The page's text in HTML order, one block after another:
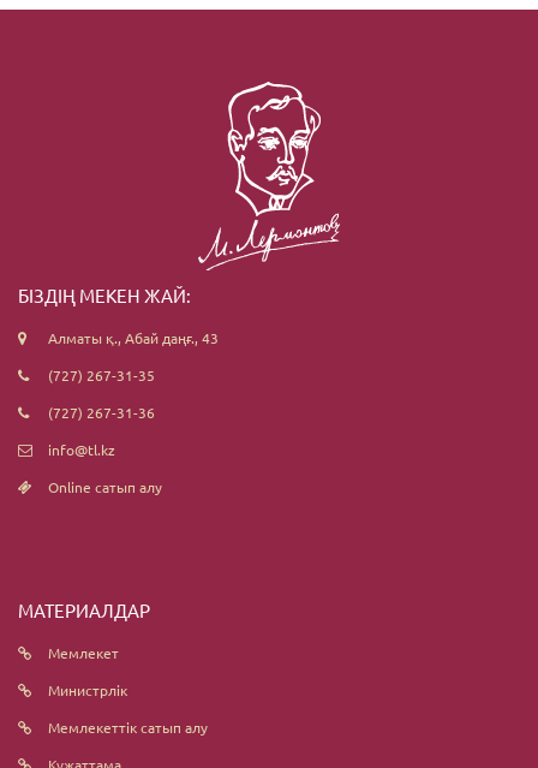
БІЗДІҢ МЕКЕН ЖАЙ:
Алматы қ., Абай даңғ., 43
(727) 267-31-35
(727) 267-31-36
info@tl.kz
Online сатып алу
МАТЕРИАЛДАР
Мемлекет
Министрлік
Мемлекеттік сатып алу
Құжаттама